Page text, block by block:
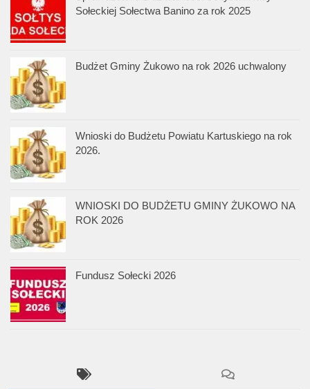
Sołeckiej Sołectwa Banino za rok 2025
Budżet Gminy Żukowo na rok 2026 uchwalony
Wnioski do Budżetu Powiatu Kartuskiego na rok
2026.
WNIOSKI DO BUDŻETU GMINY ŻUKOWO NA
ROK 2026
Fundusz Sołecki 2026